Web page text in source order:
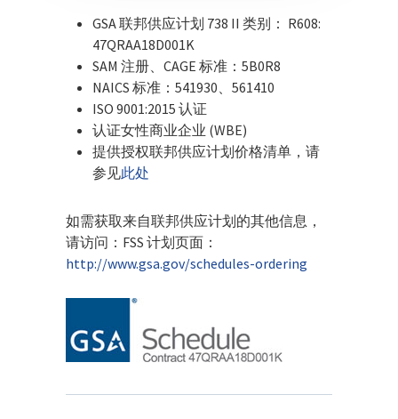
GSA 联邦供应计划 738 II 类别： R608:
47QRAA18D001K
SAM 注册、CAGE 标准：5B0R8
NAICS 标准：541930、561410
ISO 9001:2015 认证
认证女性商业企业 (WBE)
提供授权联邦供应计划价格清单，请
参见此处
如需获取来自联邦供应计划的其他信息，
请访问：FSS 计划页面：
http://www.gsa.gov/schedules-ordering